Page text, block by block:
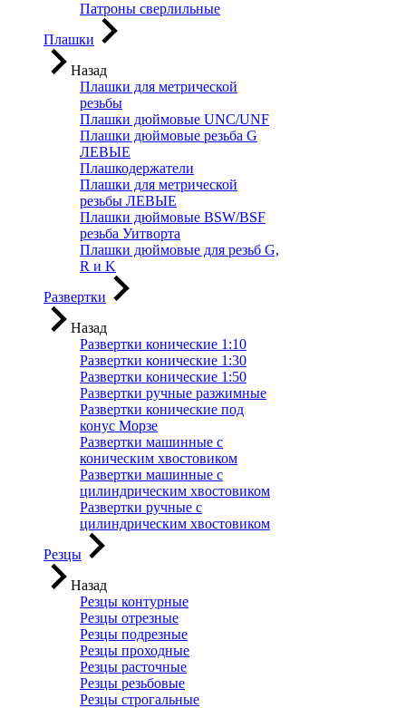
Патроны сверлильные
Плашки
Назад
Плашки для метрической
резьбы
Плашки дюймовые UNC/UNF
Плашки дюймовые резьба G
ЛЕВЫЕ
Плашкодержатели
Плашки для метрической
резьбы ЛЕВЫЕ
Плашки дюймовые BSW/BSF
резьба Уитворта
Плашки дюймовые для резьб G,
R и K
Развертки
Назад
Развертки конические 1:10
Развертки конические 1:30
Развертки конические 1:50
Развертки ручные разжимные
Развертки конические под
конус Морзе
Развертки машинные с
коническим хвостовиком
Развертки машинные с
цилиндрическим хвостовиком
Развертки ручные с
цилиндрическим хвостовиком
Резцы
Назад
Резцы контурные
Резцы отрезные
Резцы подрезные
Резцы проходные
Резцы расточные
Резцы резьбовые
Резцы строгальные